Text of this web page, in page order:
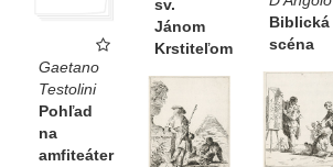
sv.
Jánom
Krstiteľom
Biblická
scéna
Gaetano
Testolini
Pohľad
na
amfiteáter